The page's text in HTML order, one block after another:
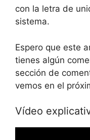
con la letra de
sistema.
Espero que este
tienes algún
sección de
vemos en el
Vídeo